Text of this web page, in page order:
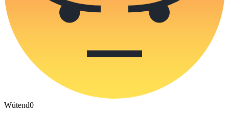
Wütend0